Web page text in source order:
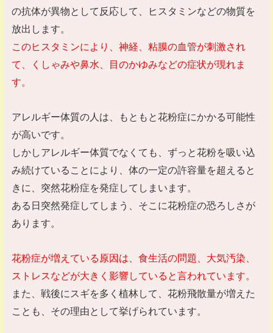
の抗体が異物として反応して、ヒスタミンなどの物質を
放出します。
このヒスタミンにより、神経、粘膜の血管が刺激され
て、くしゃみや鼻水、目のかゆみなどの症状が現れま
す。
アレルギー体質の人は、もともと花粉症にかかる可能性
が高いです。
しかしアレルギー体質でなくても、ずっと花粉を吸い込
み続けていることにより、体の一定の許容量を超えると
きに、突然花粉症を発症してしまいます。
ある日突然発症してしまう、そこに花粉症の恐ろしさが
あります。
花粉症が増えている原因は、食生活の問題、大気汚染、
ストレスなどが大きく影響していると言われています。
また、戦後にスギを多く植林して、花粉飛散量が増えた
ことも、その理由として挙げられています。